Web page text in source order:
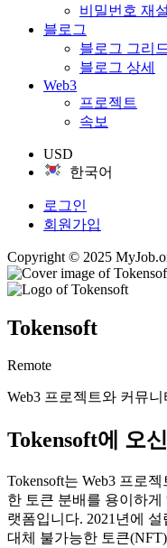
비밀번호 재
블로그
블로그 그리드
블로그 상세
Web3
프로젝트
속보
USD
한국어
로그인
회원가입
Copyright © 2025
Tokensoft
Remote
Web3 프로젝트와 커뮤
Tokensoft에 오
Tokensoft는 Web3 프로
한 토큰 분배를 용이하
랫폼입니다. 2021년에
대체 불가능한 토큰